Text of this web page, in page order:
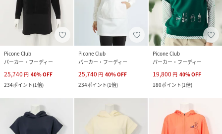
Picone Club
パーカー・フーディー
25,740 円 40%OFF
234ポイント(1倍)
Picone Club
パーカー・フーディー
25,740 円 40%OFF
234ポイント(1倍)
Picone Club
パーカー・フーディー
19,800 円 40%OFF
180ポイント(1倍)